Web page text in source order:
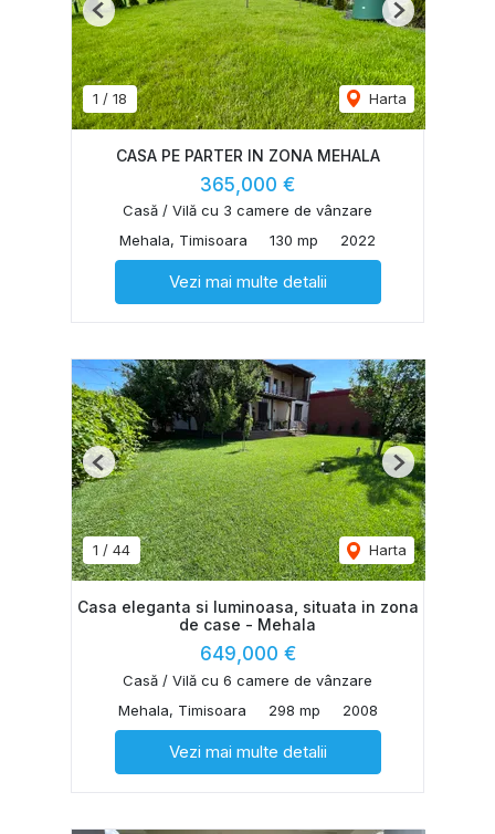
1 / 18 Harta
Previous Next
CASA PE PARTER IN ZONA MEHALA
365,000 €
Casă / Vilă cu 3 camere de vânzare
Mehala, Timisoara
130 mp 2022
Vezi mai multe detalii
1 / 44 Harta
Previous Next
Casa eleganta si luminoasa, situata in zona
de case - Mehala
649,000 €
Casă / Vilă cu 6 camere de vânzare
Mehala, Timisoara
298 mp 2008
Vezi mai multe detalii